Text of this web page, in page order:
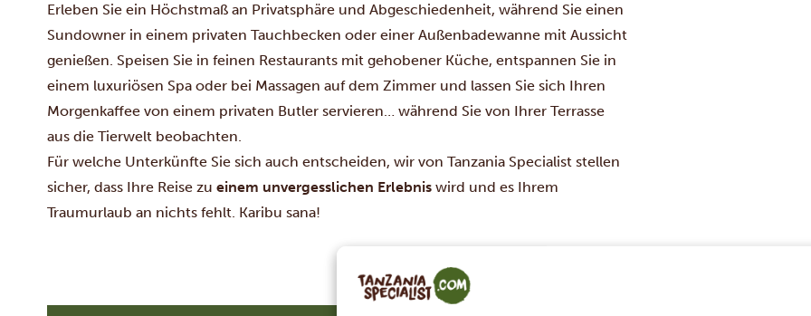
Erleben Sie ein Höchstmaß an Privatsphäre und Abgeschiedenheit, während Sie einen
Sundowner in einem privaten Tauchbecken oder einer Außenbadewanne mit Aussicht
genießen. Speisen Sie in feinen Restaurants mit gehobener Küche, entspannen Sie in
einem luxuriösen Spa oder bei Massagen auf dem Zimmer und lassen Sie sich Ihren
Morgenkaffee von einem privaten Butler servieren… während Sie von Ihrer Terrasse
aus die Tierwelt beobachten.
Für welche Unterkünfte Sie sich auch entscheiden, wir von Tanzania Specialist stellen
sicher, dass Ihre Reise zu einem unvergesslichen Erlebnis wird und es Ihrem
Traumurlaub an nichts fehlt. Karibu sana!